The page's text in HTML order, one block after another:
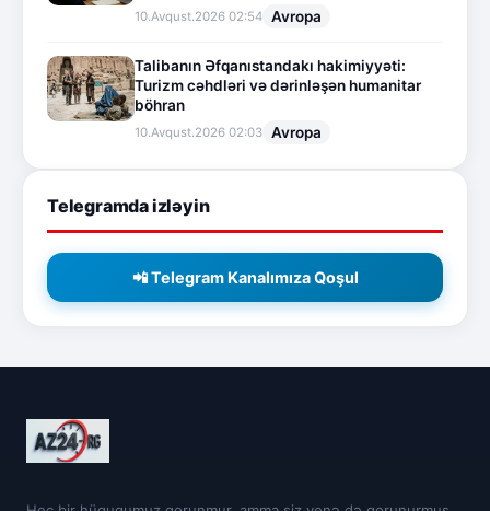
10.Avqust.2026 02:54 Avropa
Talibanın Əfqanıstandakı hakimiyyəti:
Turizm cəhdləri və dərinləşən humanitar
böhran
10.Avqust.2026 02:03 Avropa
Telegramda izləyin
📲 Telegram Kanalımıza Qoşul